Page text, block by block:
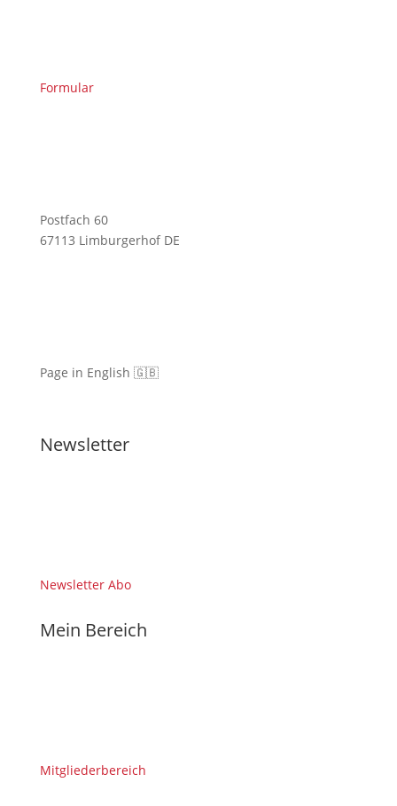
Formular
Postfach 60
67113 Limburgerhof DE
Page in English 🇬🇧
Newsletter
Newsletter Abo
Mein Bereich
Mitgliederbereich